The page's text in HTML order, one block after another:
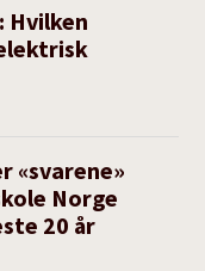
Hvilken
«svarene»
Norge
20 år